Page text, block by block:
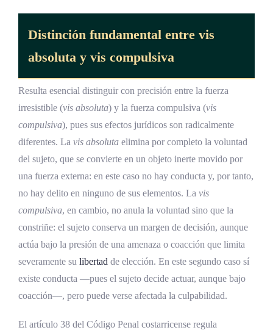
Distinción fundamental entre vis
absoluta y vis compulsiva
Resulta esencial distinguir con precisión entre la fuerza
irresistible (vis absoluta) y la fuerza compulsiva (vis
compulsiva), pues sus efectos jurídicos son radicalmente
diferentes. La vis absoluta elimina por completo la voluntad
del sujeto, que se convierte en un objeto inerte movido por
una fuerza externa: en este caso no hay conducta y, por tanto,
no hay delito en ninguno de sus elementos. La vis
compulsiva, en cambio, no anula la voluntad sino que la
constriñe: el sujeto conserva un margen de decisión, aunque
actúa bajo la presión de una amenaza o coacción que limita
severamente su libertad de elección. En este segundo caso sí
existe conducta —pues el sujeto decide actuar, aunque bajo
coacción—, pero puede verse afectada la culpabilidad.
El artículo 38 del Código Penal costarricense regula